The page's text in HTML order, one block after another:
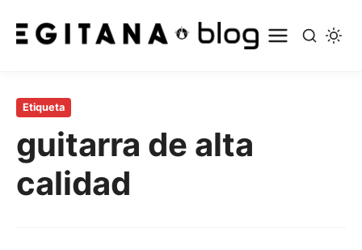
contenido
principal
Etiqueta
guitarra de alta
calidad